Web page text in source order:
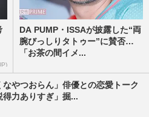
DA PUMP・ISSAが披露した“両
腕びっしりタトゥー”に賛否…
「お茶の間イメ...
やつおらん」俳優との恋愛トーク
得力ありすぎ」掘...